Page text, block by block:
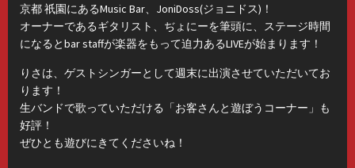
京都 祇園にあるMusic Bar、JoniDoss(ジョニドス)！
オーナーであるギタリスト、ぢょにーを筆頭に、ステージ時間
になるとbar staffが楽器をもって迫力あるLIVEが始まります！
りさは、ゲストシンガーとして週末に出演させていただいてお
ります！
生バンドで歌っていただける「お客さんと遊ぼうコーナー」も
好評！
ぜひとも遊びにきてくださいね！